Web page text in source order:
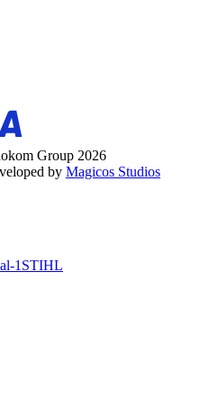
Group 2026
by Magicos Studios
STIHL